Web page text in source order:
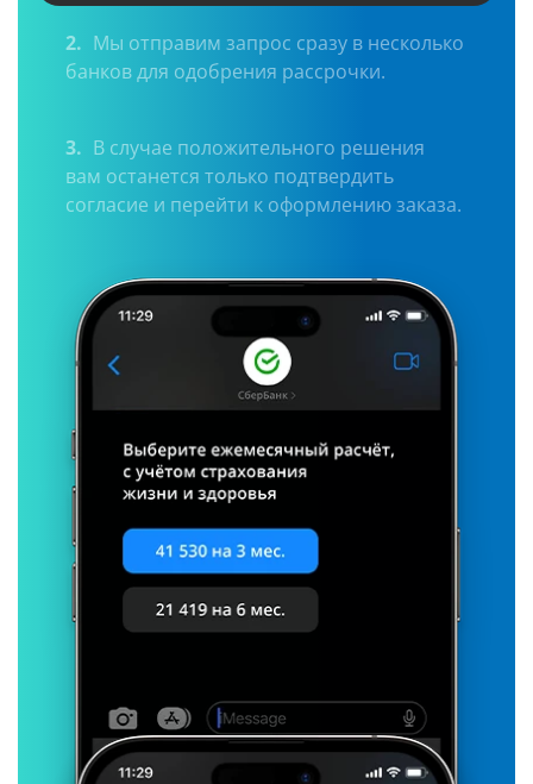
2. Мы отправим запрос сразу в несколько
банков для одобрения рассрочки.
3. В случае положительного решения
вам останется только подтвердить
согласие и перейти к оформлению заказа.